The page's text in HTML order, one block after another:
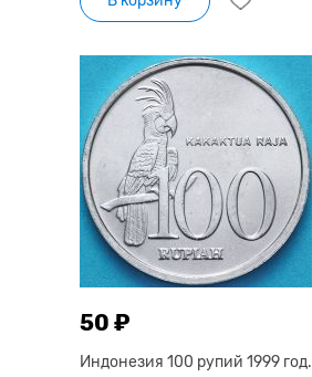
50 ₽
Индонезия 100 рупий 1999 год.